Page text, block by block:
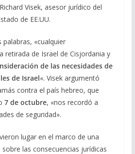
Visek, asesor jurídico del
de EE.UU.
«cualquier
retirada de Israel de Cisjordania y
de las necesidades de
de Israel«. Visek argumentó
contra el país hebreo, que
7 de octubre, «nos recordó a
de seguridad».
lugar en el marco de una
las consecuencias jurídicas